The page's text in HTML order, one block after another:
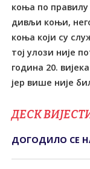
коња по
дивљи коњи,
коња који су
тој улози није
година 20.
јер више није
ДЕСК
ДОГОДИЛО СЕ